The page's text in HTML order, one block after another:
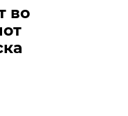
во